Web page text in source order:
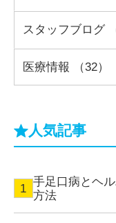
スタッフブログ
医療情報 （32）
人気記事
手足口病とヘ
方法